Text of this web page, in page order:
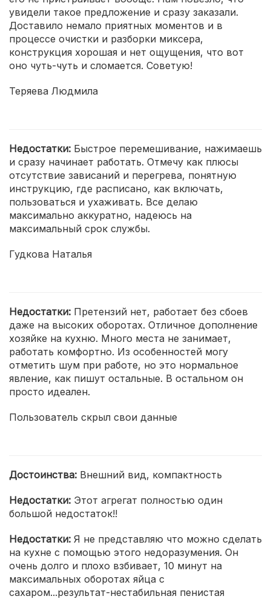
увидели такое предложение и сразу заказали.
Доставило немало приятных моментов и в
процессе очистки и разборки миксера,
конструкция хорошая и нет ощущения, что вот
оно чуть-чуть и сломается. Советую!
Теряева Людмила
Недостатки: Быстрое перемешивание, нажимаешь
и сразу начинает работать. Отмечу как плюсы
отсутствие зависаний и перегрева, понятную
инструкцию, где расписано, как включать,
пользоваться и ухаживать. Все делаю
максимально аккуратно, надеюсь на
максимальный срок службы.
Гудкова Наталья
Недостатки: Претензий нет, работает без сбоев
даже на высоких оборотах. Отличное дополнение
хозяйке на кухню. Много места не занимает,
работать комфортно. Из особенностей могу
отметить шум при работе, но это нормальное
явление, как пишут остальные. В остальном он
просто идеален.
Пользователь скрыл свои данные
Достоинства: Внешний вид, компактность
Недостатки: Этот агрегат полностью один
большой недостаток!!
Недостатки: Я не представляю что можно сделать
на кухне с помощью этого недоразумения. Он
очень долго и плохо взбивает, 10 минут на
максимальных оборотах яйца с
сахаром...результат-нестабильная пенистая